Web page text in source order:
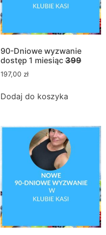
90-Dniowe wyzwanie
dostęp 1 miesiąc399
197,00 zł
Dodaj do koszyka